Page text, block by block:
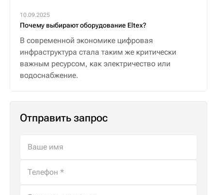
10.09.2025
Почему выбирают оборудование Eltex?
В современной экономике цифровая
инфраструктура стала таким же критически
важным ресурсом, как электричество или
водоснабжение.
Отправить запрос